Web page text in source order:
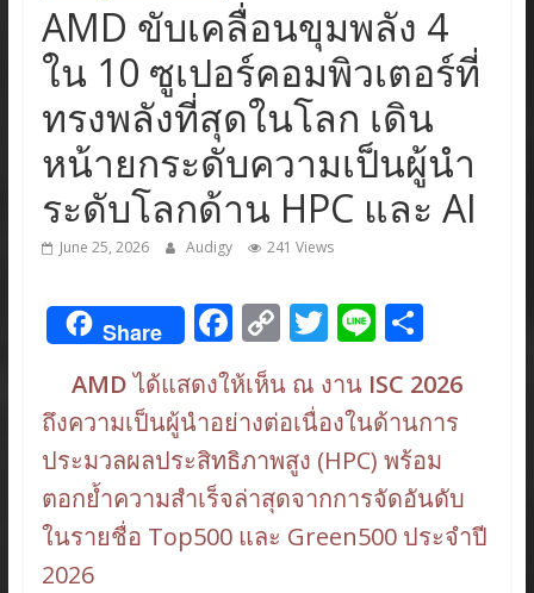
AMD ขับเคลื่อนขุมพลัง 4
ใน 10 ซูเปอร์คอมพิวเตอร์ที่
ทรงพลังที่สุดในโลก เดิน
หน้ายกระดับความเป็นผู้นำ
ระดับโลกด้าน HPC และ AI
June 25, 2026 Audigy 241 Views
Share F
ac
e
b
o
o
k
C
p
y
Li
n
k
T
itt
er
Li
e
S
ar
e
AMDได้แสดงให้เห็น ณ งาน ISC 2026
ถึงความเป็นผู้นำอย่างต่อเนื่องในด้านการ
ประมวลผลประสิทธิภาพสูง (HPC) พร้อม
ตอกย้ำความสำเร็จล่าสุดจากการจัดอันดับ
ในรายชื่อ Top500 และ Green500 ประจำปี
2026